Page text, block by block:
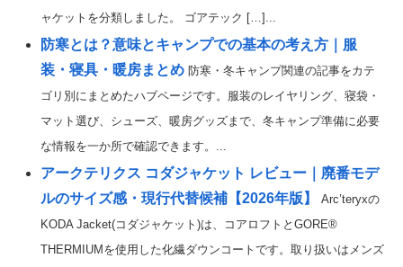
ャケットを分類しました。 ゴアテック […]...
防寒とは？意味とキャンプでの基本の考え方｜服
装・寝具・暖房まとめ 防寒・冬キャンプ関連の記事をカテ
ゴリ別にまとめたハブページです。服装のレイヤリング、寝袋・
マット選び、シューズ、暖房グッズまで、冬キャンプ準備に必要
な情報を一か所で確認できます。...
アークテリクス コダジャケット レビュー｜廃番モデ
ルのサイズ感・現行代替候補【2026年版】
Arc’teryxの
KODA Jacket(コダジャケット)は、コアロフトとGORE®
THERMIUMを使用した化繊ダウンコートです。取り扱いはメンズ